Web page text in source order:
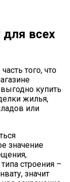
всех
того, что
купить
жилья,
или
значение
строения –
значит